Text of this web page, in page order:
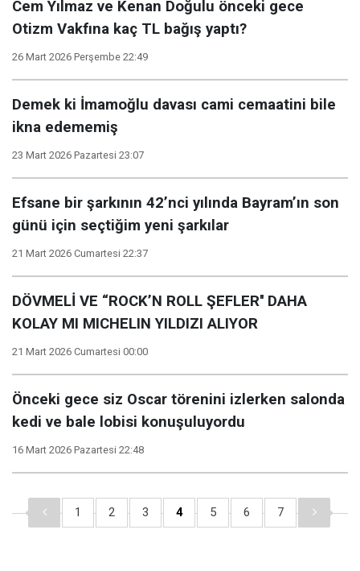
Cem Yılmaz ve Kenan Doğulu önceki gece
Otizm Vakfına kaç TL bağış yaptı?
26 Mart 2026 Perşembe 22:49
Demek ki İmamoğlu davası cami cemaatini bile
ikna edememiş
23 Mart 2026 Pazartesi 23:07
Efsane bir şarkının 42’nci yılında Bayram’ın son
günü için seçtiğim yeni şarkılar
21 Mart 2026 Cumartesi 22:37
DÖVMELİ VE “ROCK’N ROLL ŞEFLER'' DAHA
KOLAY MI MICHELIN YILDIZI ALIYOR
21 Mart 2026 Cumartesi 00:00
Önceki gece siz Oscar törenini izlerken salonda
kedi ve bale lobisi konuşuluyordu
16 Mart 2026 Pazartesi 22:48
1 2 3 4 5 6 7